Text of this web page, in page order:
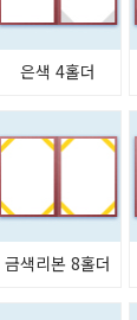
은색 4홀더
금색리본 8홀더